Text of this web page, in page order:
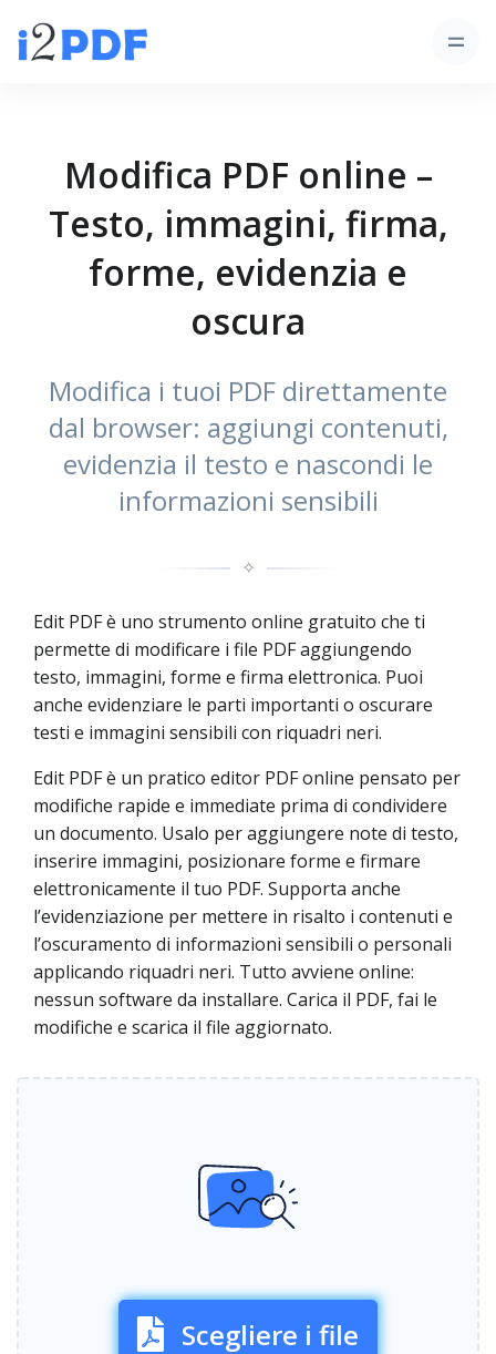
Modifica PDF online –
Testo, immagini, firma,
forme, evidenzia e
oscura
Modifica i tuoi PDF direttamente
dal browser: aggiungi contenuti,
evidenzia il testo e nascondi le
informazioni sensibili
✧
Edit PDF è uno strumento online gratuito che ti
permette di modificare i file PDF aggiungendo
testo, immagini, forme e firma elettronica. Puoi
anche evidenziare le parti importanti o oscurare
testi e immagini sensibili con riquadri neri.
Edit PDF è un pratico editor PDF online pensato per
modifiche rapide e immediate prima di condividere
un documento. Usalo per aggiungere note di testo,
inserire immagini, posizionare forme e firmare
elettronicamente il tuo PDF. Supporta anche
l’evidenziazione per mettere in risalto i contenuti e
l’oscuramento di informazioni sensibili o personali
applicando riquadri neri. Tutto avviene online:
nessun software da installare. Carica il PDF, fai le
modifiche e scarica il file aggiornato.
Scegliere i file